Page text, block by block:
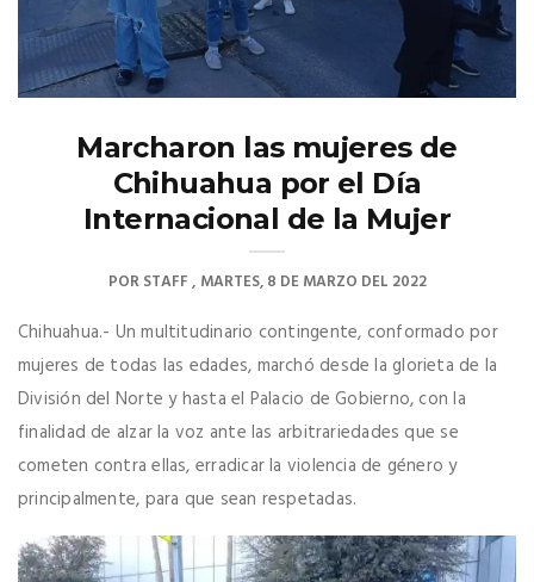
Marcharon las mujeres de
Chihuahua por el Día
Internacional de la Mujer
PORSTAFF MARTES, 8 DE MARZO DEL 2022
Chihuahua.- Un multitudinario contingente, conformado por
mujeres de todas las edades, marchó desde la glorieta de la
División del Norte y hasta el Palacio de Gobierno, con la
finalidad de alzar la voz ante las arbitrariedades que se
cometen contra ellas, erradicar la violencia de género y
principalmente, para que sean respetadas.